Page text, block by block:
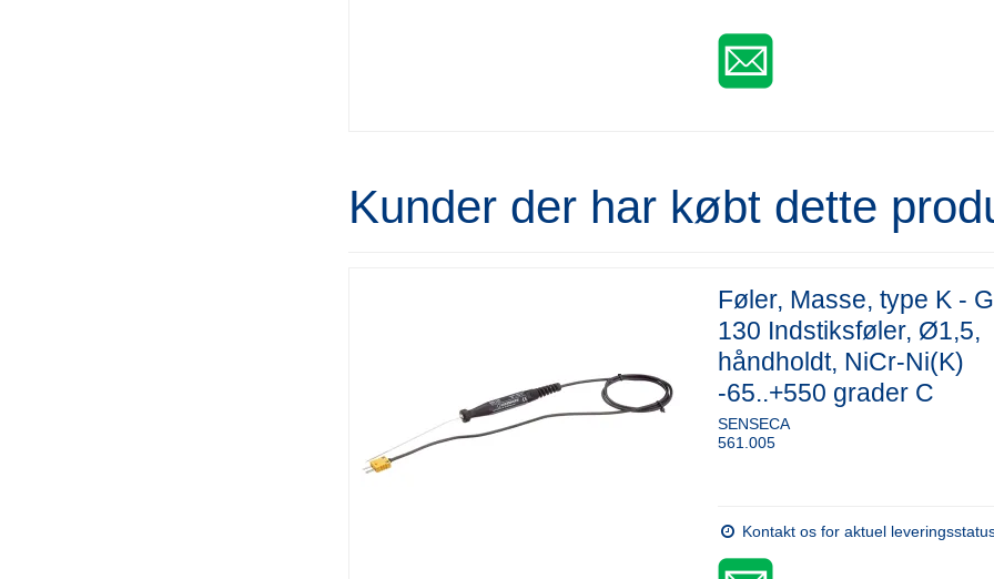
Kunder der har købt dette
Føler, Masse, type K -
130 Indstiksføler, Ø1,5,
håndholdt, NiCr-Ni(K)
-65..+550 grader C
SENSECA
561.005
Kontakt os for aktuel